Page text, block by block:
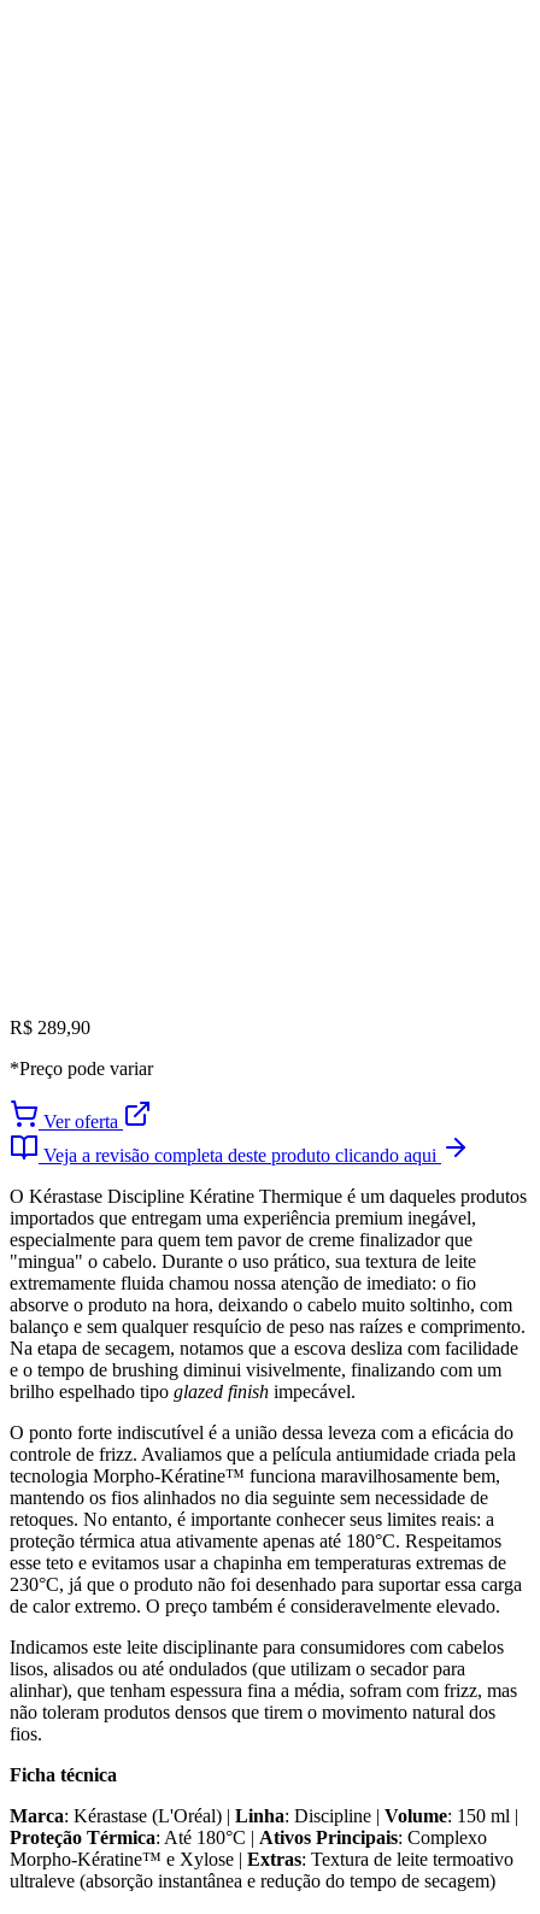
R$ 289,90
*Preço pode variar
Ver oferta
Veja a revisão completa deste produto clicando aqui
O Kérastase Discipline Kératine Thermique é um daqueles produtos
importados que entregam uma experiência premium inegável,
especialmente para quem tem pavor de creme finalizador que
"mingua" o cabelo. Durante o uso prático, sua textura de leite
extremamente fluida chamou nossa atenção de imediato: o fio
absorve o produto na hora, deixando o cabelo muito soltinho, com
balanço e sem qualquer resquício de peso nas raízes e comprimento.
Na etapa de secagem, notamos que a escova desliza com facilidade
e o tempo de brushing diminui visivelmente, finalizando com um
brilho espelhado tipo glazed finish impecável.
O ponto forte indiscutível é a união dessa leveza com a eficácia do
controle de frizz. Avaliamos que a película antiumidade criada pela
tecnologia Morpho-Kératine™ funciona maravilhosamente bem,
mantendo os fios alinhados no dia seguinte sem necessidade de
retoques. No entanto, é importante conhecer seus limites reais: a
proteção térmica atua ativamente apenas até 180°C. Respeitamos
esse teto e evitamos usar a chapinha em temperaturas extremas de
230°C, já que o produto não foi desenhado para suportar essa carga
de calor extremo. O preço também é consideravelmente elevado.
Indicamos este leite disciplinante para consumidores com cabelos
lisos, alisados ou até ondulados (que utilizam o secador para
alinhar), que tenham espessura fina a média, sofram com frizz, mas
não toleram produtos densos que tirem o movimento natural dos
fios.
Ficha técnica
Marca: Kérastase (L'Oréal) | Linha: Discipline | Volume: 150 ml |
Proteção Térmica: Até 180°C | Ativos Principais: Complexo
Morpho-Kératine™ e Xylose | Extras: Textura de leite termoativo
ultraleve (absorção instantânea e redução do tempo de secagem)